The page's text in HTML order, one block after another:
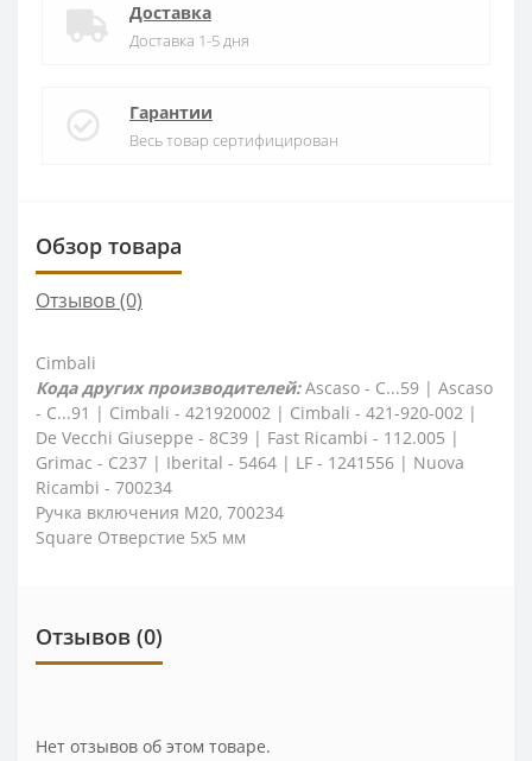
Доставка
Доставка 1-5 дня
Гарантии
Весь товар сертифицирован
Обзор товара
Отзывов (0)
Cimbali
Кода других производителей:Ascaso - C...59 | Ascaso
- C...91 | Cimbali - 421920002 | Cimbali - 421-920-002 |
De Vecchi Giuseppe - 8C39 | Fast Ricambi - 112.005 |
Grimac - C237 | Iberital - 5464 | LF - 1241556 | Nuova
Ricambi - 700234
Ручка включения M20, 700234
Square Отверстие 5x5 мм
Отзывов (0)
Нет отзывов об этом товаре.